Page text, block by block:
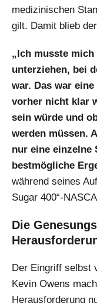
medizinischen
gilt. Damit blieb
„Ich musste
unterziehen, bei
war. Das war
vorher nicht klar
sein würde und
werden müssen.
nur eine einzelne
bestmögliche
während seines
Sugar 400“-
Die
Der Eingriff selbst
Kevin Owens
Herausforderung